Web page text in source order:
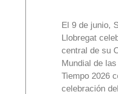
El 9 de junio,
Llobregat
central de su
Mundial de
Tiempo 2026
celebración del